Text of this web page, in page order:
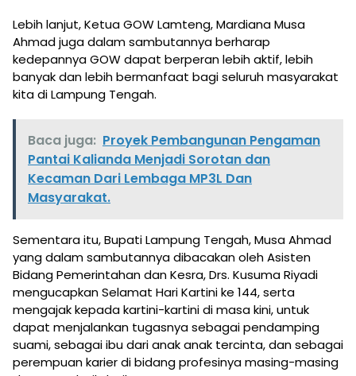
Lebih lanjut, Ketua GOW Lamteng, Mardiana Musa
Ahmad juga dalam sambutannya berharap
kedepannya GOW dapat berperan lebih aktif, lebih
banyak dan lebih bermanfaat bagi seluruh masyarakat
kita di Lampung Tengah.
Baca juga: Proyek Pembangunan Pengaman
Pantai Kalianda Menjadi Sorotan dan
Kecaman Dari Lembaga MP3L Dan
Masyarakat.
Sementara itu, Bupati Lampung Tengah, Musa Ahmad
yang dalam sambutannya dibacakan oleh Asisten
Bidang Pemerintahan dan Kesra, Drs. Kusuma Riyadi
mengucapkan Selamat Hari Kartini ke 144, serta
mengajak kepada kartini-kartini di masa kini, untuk
dapat menjalankan tugasnya sebagai pendamping
suami, sebagai ibu dari anak anak tercinta, dan sebagai
perempuan karier di bidang profesinya masing-masing